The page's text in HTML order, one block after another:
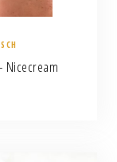
Nicecream